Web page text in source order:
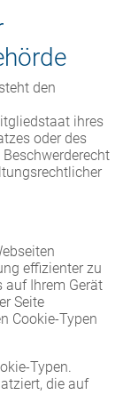
den
ihres
oder des
effizienter zu
auf Ihrem Gerät
Seite
Cookie-Typen
Typen.
die auf